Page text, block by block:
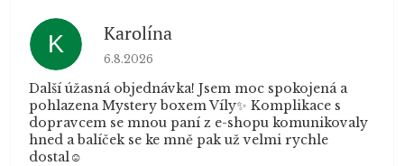
K Karolína
Hodnocení obchodu je 5 z 5 hvězdiček.
6.8.2026
Další úžasná objednávka! Jsem moc spokojená a
pohlazena Mystery boxem Víly✨ Komplikace s
dopravcem se mnou paní z e-shopu komunikovaly
hned a balíček se ke mně pak už velmi rychle
dostal☺️